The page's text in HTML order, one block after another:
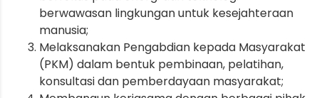
berwawasan lingkungan untuk kesejahteraan
manusia;
Melaksanakan Pengabdian kepada Masyarakat
(PKM) dalam bentuk pembinaan, pelatihan,
konsultasi dan pemberdayaan masyarakat;